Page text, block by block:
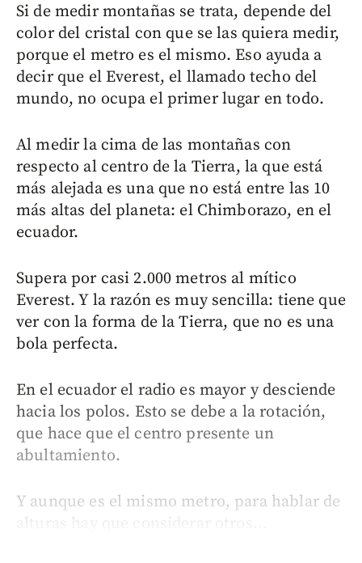
Si de medir montañas se trata, depende del
color del cristal con que se las quiera medir,
porque el metro es el mismo. Eso ayuda a
decir que el Everest, el llamado techo del
mundo, no ocupa el primer lugar en todo.
Al medir la cima de las montañas con
respecto al centro de la Tierra, la que está
más alejada es una que no está entre las 10
más altas del planeta: el Chimborazo, en el
ecuador.
Supera por casi 2.000 metros al mítico
Everest. Y la razón es muy sencilla: tiene que
ver con la forma de la Tierra, que no es una
bola perfecta.
En el ecuador el radio es mayor y desciende
hacia los polos. Esto se debe a la rotación,
que hace que el centro presente un
abultamiento.
Y aunque es el mismo metro, para hablar de
alturas hay que considerar otros...